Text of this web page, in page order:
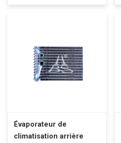
Évaporateur de
climatisation arrière